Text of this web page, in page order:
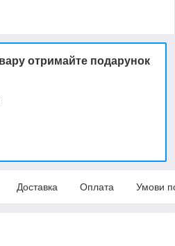
отримайте подарунок
Доставка Оплата Умови